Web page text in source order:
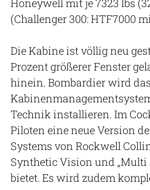
(Challenger 300: HTF7000
Die Kabine ist völlig neu
Prozent größerer Fenster
hinein. Bombardier wird das
Technik installieren. Im
Piloten eine neue Version
Systems von Rockwell
Synthetic Vision und „Multi
bietet. Es wird zudem